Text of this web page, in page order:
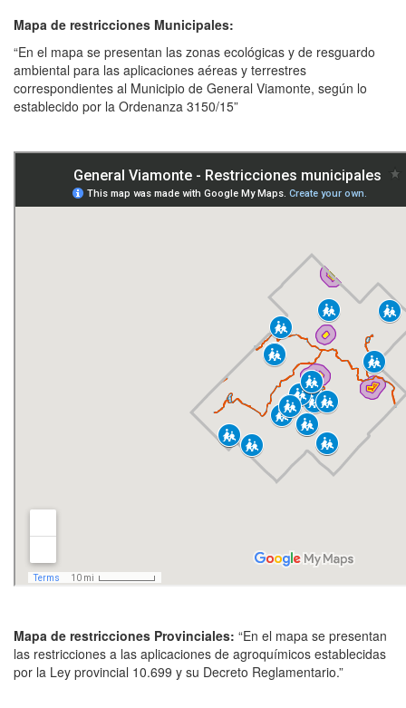
Mapa de restricciones Municipales:
“En el mapa se presentan las zonas ecológicas y de resguardo
ambiental para las aplicaciones aéreas y terrestres
correspondientes al Municipio de General Viamonte, según lo
establecido por la Ordenanza 3150/15”
Mapa de restricciones Provinciales: “En el mapa se presentan
las restricciones a las aplicaciones de agroquímicos establecidas
por la Ley provincial 10.699 y su Decreto Reglamentario.”